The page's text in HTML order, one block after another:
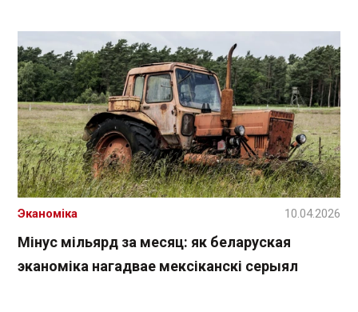
Мінус мільярд за месяц: як беларуская
эканоміка нагадвае мексіканскі серыял
Эканоміка 10.04.2026